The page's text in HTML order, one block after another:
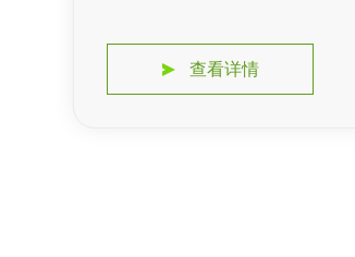
查看详情